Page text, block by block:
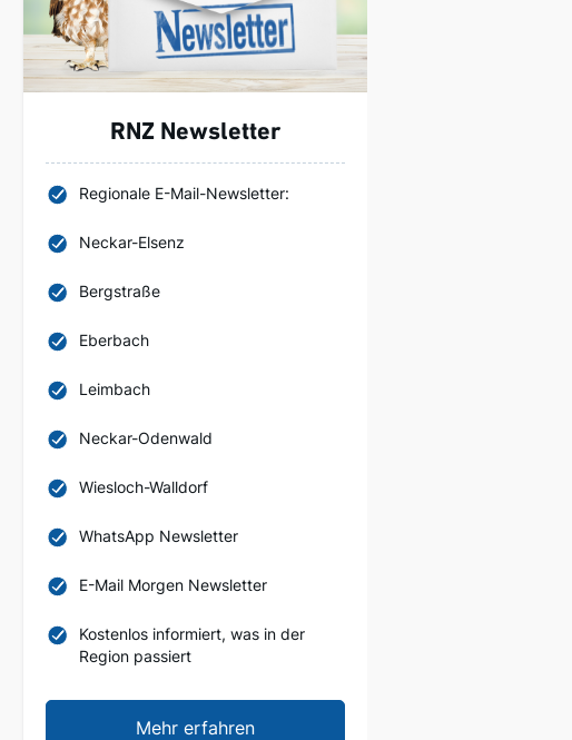
RNZ Newsletter
Regionale E-Mail-Newsletter:
Neckar-Elsenz
Bergstraße
Eberbach
Leimbach
Neckar-Odenwald
Wiesloch-Walldorf
WhatsApp Newsletter
E-Mail Morgen Newsletter
Kostenlos informiert, was in der
Region passiert
Mehr erfahren